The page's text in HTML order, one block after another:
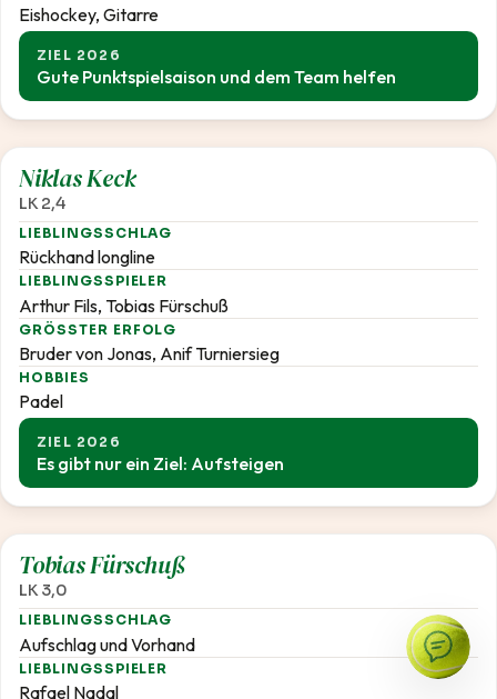
Eishockey, Gitarre
ZIEL 2026
Gute Punktspielsaison und dem Team helfen
Niklas Keck
LK 2,4
LIEBLINGSSCHLAG
Rückhand longline
LIEBLINGSSPIELER
Arthur Fils, Tobias Fürschuß
GRÖSSTER ERFOLG
Bruder von Jonas, Anif Turniersieg
HOBBIES
Padel
ZIEL 2026
Es gibt nur ein Ziel: Aufsteigen
Tobias Fürschuß
LK 3,0
LIEBLINGSSCHLAG
Aufschlag und Vorhand
LIEBLINGSSPIELER
Rafael Nadal